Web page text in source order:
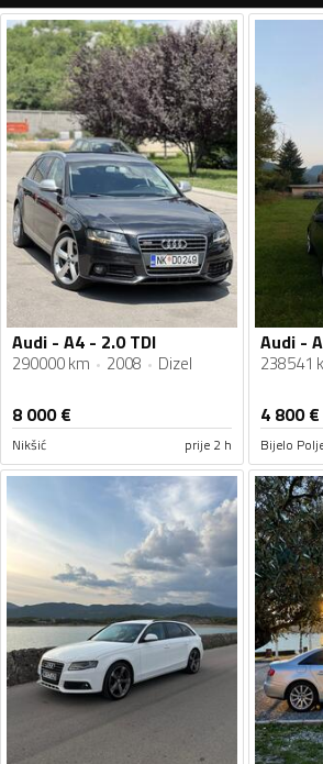
Audi - A4 - 2.0 TDI
290000 km 2008 Dizel
8 000€
Nikšić prije 2 h
Audi -
238541
4 800€
Bijelo